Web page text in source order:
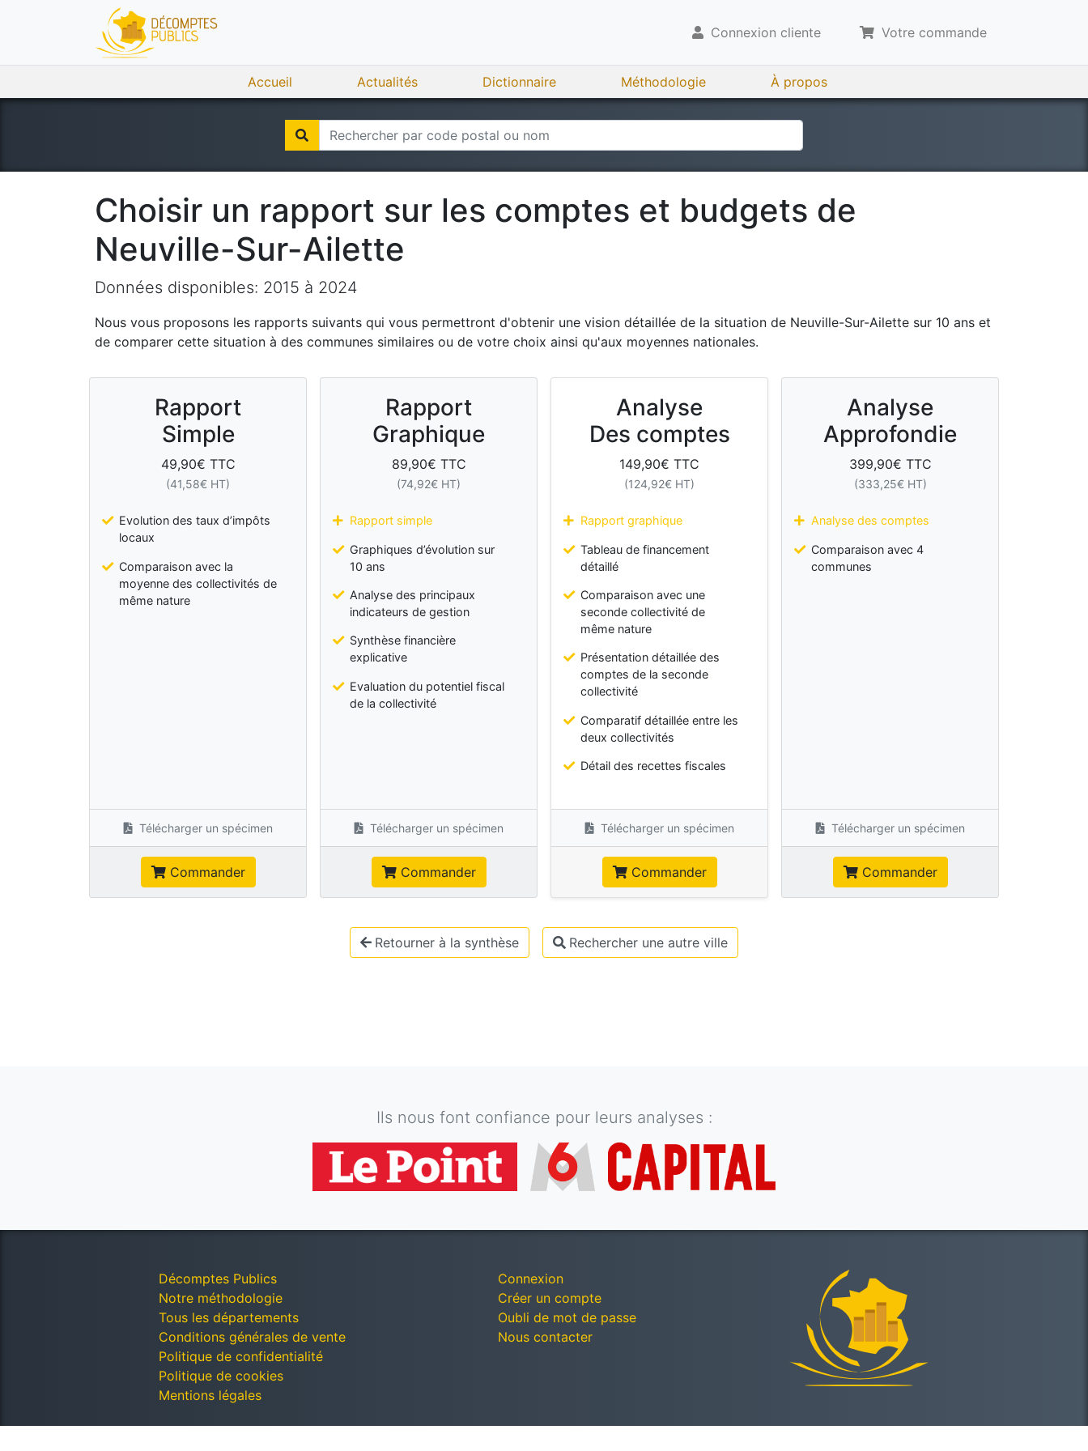
Connexion cliente Votre commande
Accueil Actualités Dictionnaire Méthodologie À propos
Choisir un rapport sur les comptes et budgets de
Neuville-Sur-Ailette
Données disponibles: 2015 à 2024
Nous vous proposons les rapports suivants qui vous permettront d'obtenir une vision détaillée de la situation de Neuville-Sur-Ailette sur 10 ans et
de comparer cette situation à des communes similaires ou de votre choix ainsi qu'aux moyennes nationales.
Rapport
Simple
49,90€ TTC
(41,58€ HT)
Evolution des taux d’impôts
locaux
Comparaison avec la
moyenne des collectivités de
même nature
Télécharger un spécimen
Commander
Rapport
Graphique
89,90€ TTC
(74,92€ HT)
Rapport simple
Graphiques d’évolution sur
10 ans
Analyse des principaux
indicateurs de gestion
Synthèse financière
explicative
Evaluation du potentiel fiscal
de la collectivité
Télécharger un spécimen
Commander
Analyse
Des comptes
149,90€ TTC
(124,92€ HT)
Rapport graphique
Tableau de financement
détaillé
Comparaison avec une
seconde collectivité de
même nature
Présentation détaillée des
comptes de la seconde
collectivité
Comparatif détaillée entre les
deux collectivités
Détail des recettes fiscales
Télécharger un spécimen
Commander
Analyse
Approfondie
399,90€ TTC
(333,25€ HT)
Analyse des comptes
Comparaison avec 4
communes
Télécharger un spécimen
Commander
Retourner à la synthèse Rechercher une autre ville
Ils nous font confiance pour leurs analyses :
Décomptes Publics
Notre méthodologie
Tous les départements
Conditions générales de vente
Politique de confidentialité
Politique de cookies
Mentions légales
Connexion
Créer un compte
Oubli de mot de passe
Nous contacter